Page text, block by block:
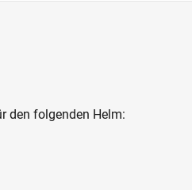
den folgenden Helm: